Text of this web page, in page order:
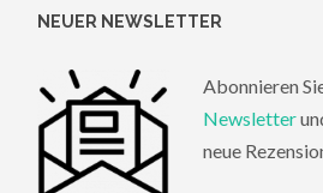
NEUER NEWSLETTER
Abonnieren
Newsletter
neue